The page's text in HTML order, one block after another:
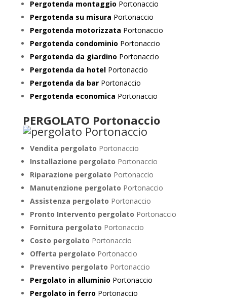
Pergotenda montaggio Portonaccio
Pergotenda su misura Portonaccio
Pergotenda motorizzata Portonaccio
Pergotenda condominio Portonaccio
Pergotenda da giardino Portonaccio
Pergotenda da hotelPortonaccio
Pergotenda da barPortonaccio
Pergotenda economica Portonaccio
PERGOLATO Portonaccio
Vendita pergolato Portonaccio
Installazione pergolato Portonaccio
Riparazione pergolato Portonaccio
Manutenzione pergolato Portonaccio
Assistenza pergolato Portonaccio
Pronto Intervento pergolato Portonaccio
Fornitura pergolato Portonaccio
Costo pergolato Portonaccio
Offerta pergolato Portonaccio
Preventivo pergolato Portonaccio
Pergolato in alluminio Portonaccio
Pergolato in ferro Portonaccio